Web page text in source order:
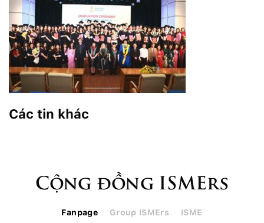
Các tin khác
Cộng đồng ISMErs
Fanpage Group ISMErs
ISME